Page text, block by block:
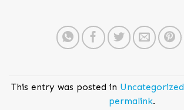
This entry was posted in Uncategorized
permalink.